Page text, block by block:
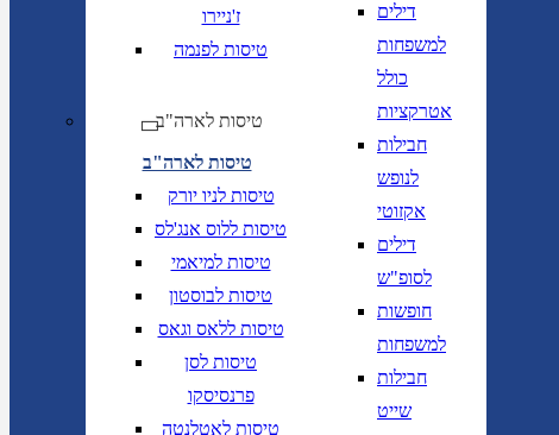
ז'ניירו
טיסות לפנמה
טיסות לארה"ב
טיסות לארה"ב
טיסות לניו יורק
טיסות ללוס אנג'לס
טיסות למיאמי
טיסות לבוסטון
טיסות ללאס וגאס
טיסות לסן
פרנסיסקו
טיסות לאטלנטה
דילים
למשפחות
כולל
אטרקציות
חבילות
לנופש
אקזוטי
דילים
לסופ"ש
חופשות
למשפחות
חבילות
שייט